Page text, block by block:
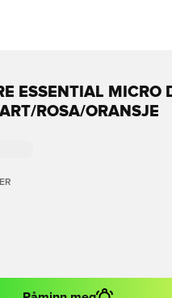
ESSENTIAL MICRO
ROSA/ORANSJE